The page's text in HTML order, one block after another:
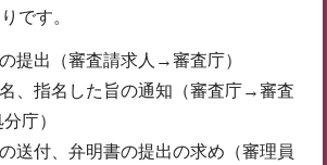
です。
提出（審査請求人→審査庁）
、指名した旨の通知（審査庁→審査
庁）
送付、弁明書の提出の求め（審理員